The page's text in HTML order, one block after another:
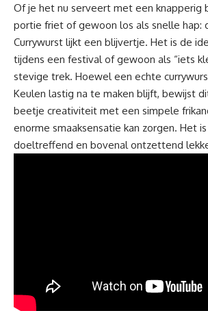
Of je het nu serveert met een knapperig
portie friet of gewoon los als snelle hap:
Currywurst lijkt een blijvertje. Het is de
tijdens een festival of gewoon als “iets
stevige trek. Hoewel een echte
Keulen lastig na te maken blijft, bewijst
beetje creativiteit met een simpele
enorme smaaksensatie kan zorgen. Het
doeltreffend en bovenal ontzettend